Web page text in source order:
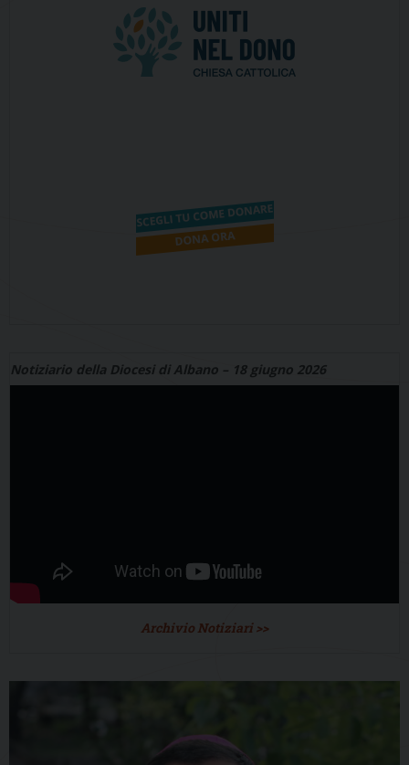
Notiziario della Diocesi di Albano – 18 giugno 2026
Archivio Notiziari >>